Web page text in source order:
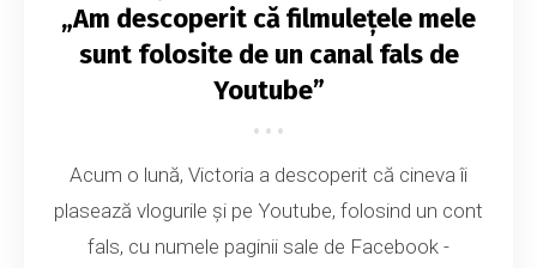
„Am descoperit că filmulețele mele
sunt folosite de un canal fals de
Youtube”
Acum o lună, Victoria a descoperit că cineva îi
plasează vlogurile și pe Youtube, folosind un cont
fals, cu numele paginii sale de Facebook -